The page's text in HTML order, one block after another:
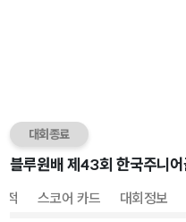
대회종료
적 스코어 카드 대회정보